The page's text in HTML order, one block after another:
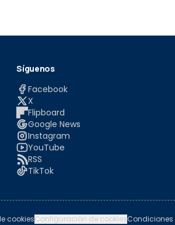
Síguenos
Facebook
X
Flipboard
Google News
Instagram
YouTube
RSS
TikTok
cookiesConfiguración de cookiesCondiciones